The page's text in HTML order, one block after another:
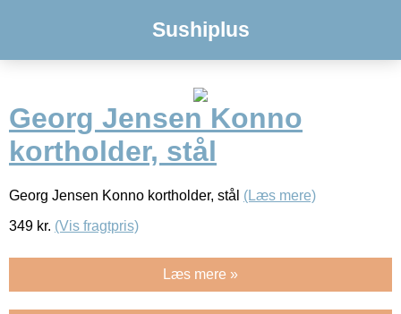
Sushiplus
Georg Jensen Konno
kortholder, stål
Georg Jensen Konno kortholder, stål (Læs mere)
349 kr. (Vis fragtpris)
Læs mere »